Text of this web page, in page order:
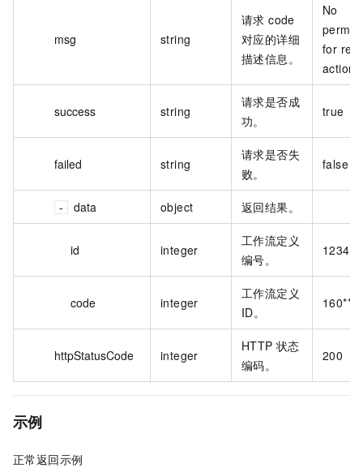
msg string
请求 code
对应的详细
描述信息。
No
for
action
success string
请求是否成
功。
true
failed string
请求是否失
败。
false
data object 返回结果。
id integer
工作流定义
编号。
12342
code integer
工作流定义
ID。
httpStatusCode integer
HTTP 状态
编码。
200
示例
正常返回示例